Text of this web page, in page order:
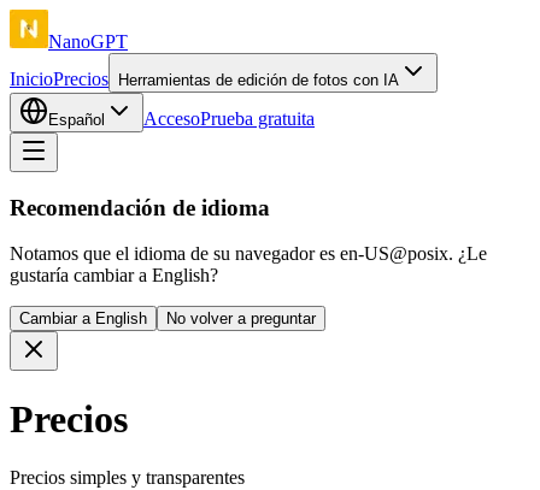
NanoGPT
InicioPrecios Herramientas de edición de fotos con IA
Español AccesoPrueba gratuita
Recomendación de idioma
Notamos que el idioma de su navegador es en-US@posix. ¿Le
gustaría cambiar a English?
Cambiar a English No volver a preguntar
Precios
Precios simples y transparentes